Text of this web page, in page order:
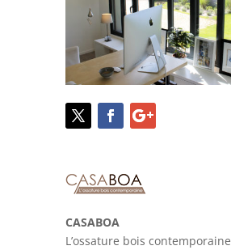
CASABOA
L’ossature bois contemporaine